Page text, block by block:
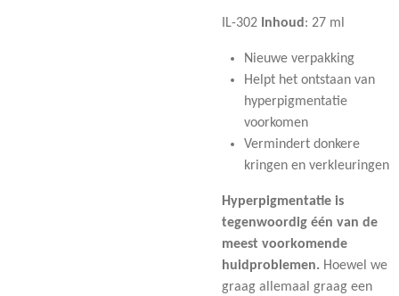
IL-302 Inhoud : 27 ml
Nieuwe verpakking
Helpt het ontstaan van
hyperpigmentatie
voorkomen
Vermindert donkere
kringen en verkleuringen
Hyperpigmentatie is
tegenwoordig één van de
meest voorkomende
huidproblemen. Hoewel we
graag allemaal graag een